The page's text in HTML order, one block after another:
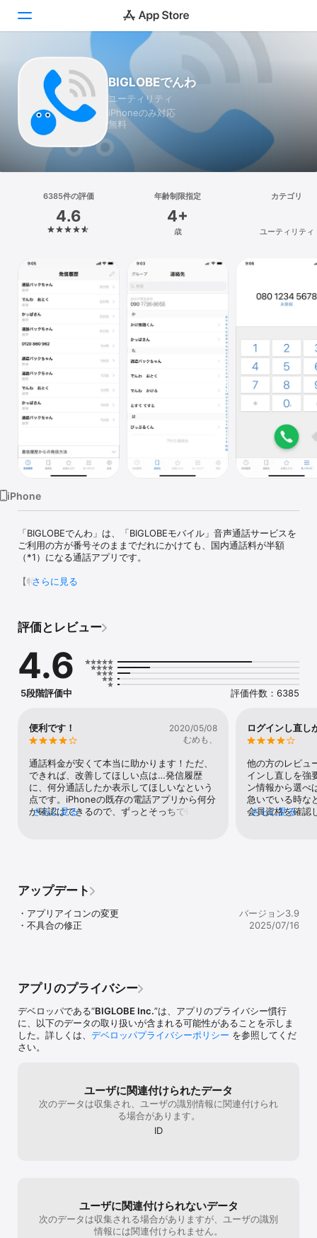
Today
ゲーム
アプリ
Arcade
検索
プラットフォーム
iPhone
Vision
Watch
TV
BIGLOBEでんわ
ユーティリティ
iPhoneのみ対応
無料
6385件の評価
4.6
年齢制限指定
4+
歳
カテゴリ
ユーティリティ
iPhone
「BIGLOBEでんわ」は、「BIGLOBEモバイル」音声通話サービスを
ご利用の方が番号そのままでだれにかけても、国内通話料が半額
（*1）になる通話アプリです。
【特長】
話パック90」「通話パック60」「10分かけ放題」「3分かけ放題」
・相手が「BIGLOBEでんわ」を使っていなくてもOK！
・お使いの電話番号はそのままで発信！
・電話回線を使用するからIP電話に比べて音声が途切れない！
【主な機能】
歴との連携は不可
・連絡先からの発信　※iOSの「連絡先」と連携
・キーパッドからの発信
・連絡先の編集
【注意事項】
・110,119などの3桁特番、0120,0800,0570で始まる番号などは通
んわ」の料金となりませんので、必ず「BIGLOBEでんわ」アプリに
戻るようご注意ください。
れます。発信した電話番号の先頭にプレフィックス番号が付いてい
ることを確認して、発信を行ってください。（こちらのダイアログ
通話料は22円/30秒となります。
さらに見る
評価とレビュー
4.6
5段階評価中 評価件数：6385
便利です！
2020/05/08
むめも、
通話料金が安くて本当に助かります！ただ、
できれば、改善してほしい点は…発信履歴
に、何分通話したか表示してほしいなという
点です。iPhoneの既存の電話アプリから何分
か確認はできるので、ずっとそっちで確認し
思ってしまいます。あとは、もう一点は贅沢
なお願いなんですが…iPhoneのショートカッ
トアプリに、BIGLOBE電話からの通話も登録
できたら…と思ったりします。普通の通話ア
プリや、LINEの通話は、ショートカットに登
さらに見る
ログインし直し
他の方のレビュ
インし直しを強
ン情報から選べ
急いでいる時な
会員資格を確認
さらに見る
アップデート
・アプリアイコンの変更
・不具合の修正
バージョン3.9
2025/07/16
アプリのプライバシー
デベロッパである“BIGLOBE Inc.”は、アプリのプライバシー慣行
に、以下のデータの取り扱いが含まれる可能性があることを示しま
した。詳しくは、 デベロッパプライバシーポリシー を参照してくだ
さい。
ユーザに関連付けられたデータ
次のデータは収集され、ユーザの識別情報に関連付けられ
る場合があります。
ID
ユーザに関連付けられないデータ
次のデータは収集される場合がありますが、ユーザの識別
情報には関連付けられません。